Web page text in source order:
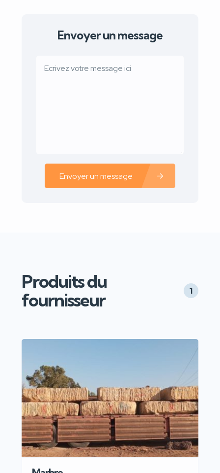
Envoyer un message
Envoyer un message
Produits du
fournisseur
1